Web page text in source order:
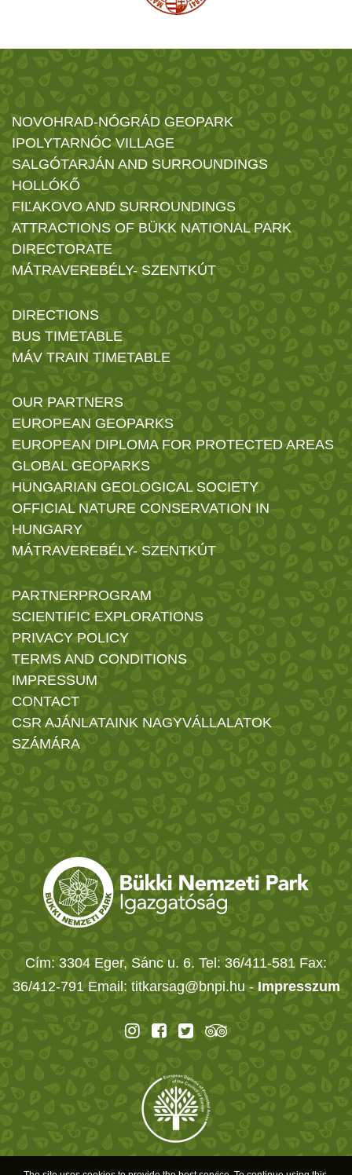
NOVOHRAD-NÓGRÁD GEOPARK
IPOLYTARNÓC VILLAGE
SALGÓTARJÁN AND SURROUNDINGS
HOLLÓKŐ
FIĽAKOVO AND SURROUNDINGS
ATTRACTIONS OF BÜKK NATIONAL PARK
DIRECTORATE
MÁTRAVEREBÉLY- SZENTKÚT
DIRECTIONS
BUS TIMETABLE
MÁV TRAIN TIMETABLE
OUR PARTNERS
EUROPEAN GEOPARKS
EUROPEAN DIPLOMA FOR PROTECTED AREAS
GLOBAL GEOPARKS
HUNGARIAN GEOLOGICAL SOCIETY
OFFICIAL NATURE CONSERVATION IN
HUNGARY
MÁTRAVEREBÉLY- SZENTKÚT
PARTNERPROGRAM
SCIENTIFIC EXPLORATIONS
PRIVACY POLICY
TERMS AND CONDITIONS
IMPRESSUM
CONTACT
CSR AJÁNLATAINK NAGYVÁLLALATOK
SZÁMÁRA
Cím: 3304 Eger, Sánc u. 6. Tel: 36/411-581 Fax:
36/412-791 Email: titkarsag@bnpi.hu - Impresszum